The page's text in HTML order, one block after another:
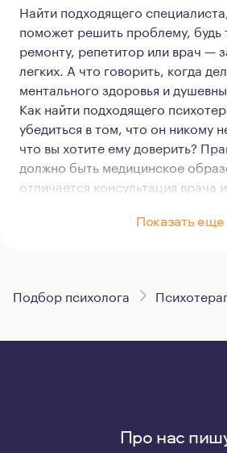
Найти подходящего
поможет решить проблему, будь
ремонту, репетитор или врач —
легких. А что говорить, когда
ментального здоровья и
Как найти подходящего
убедиться в том, что он никому
что вы хотите ему доверить?
должно быть медицинское
отличается консультация врача
действительно сможет помочь?
Заметили, что выше мы
психотерапевты — это врачи?
нет. Есть отдельные законы и
Показать еще
Подбор психолога
Про нас